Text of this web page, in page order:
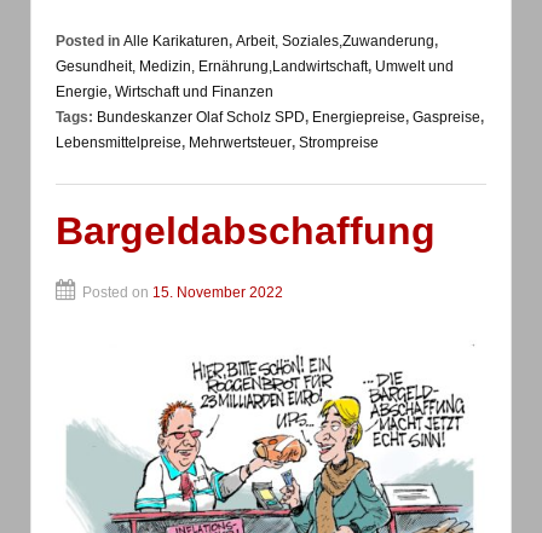
Posted in Alle Karikaturen, Arbeit, Soziales,Zuwanderung,
Gesundheit, Medizin, Ernährung,Landwirtschaft, Umwelt und
Energie, Wirtschaft und Finanzen
Tags: Bundeskanzer Olaf Scholz SPD, Energiepreise, Gaspreise,
Lebensmittelpreise, Mehrwertsteuer, Strompreise
Bargeldabschaffung
Posted on 15. November 2022